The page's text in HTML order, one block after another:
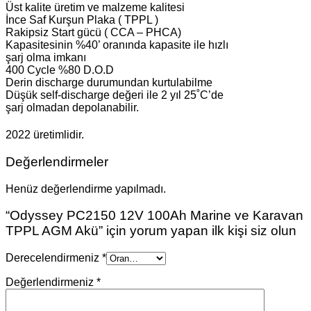
Üst kalite üretim ve malzeme kalitesi
İnce Saf Kurşun Plaka ( TPPL )
Rakipsiz Start gücü ( CCA – PHCA)
Kapasitesinin %40’ oranında kapasite ile hızlı
şarj olma imkanı
400 Cycle %80 D.O.D
Derin discharge durumundan kurtulabilme
Düşük self-discharge değeri ile 2 yıl 25˚C’de
şarj olmadan depolanabilir.
2022 üretimlidir.
Değerlendirmeler
Henüz değerlendirme yapılmadı.
“Odyssey PC2150 12V 100Ah Marine ve Karavan
TPPL AGM Akü” için yorum yapan ilk kişi siz olun
Derecelendirmeniz *
Değerlendirmeniz *